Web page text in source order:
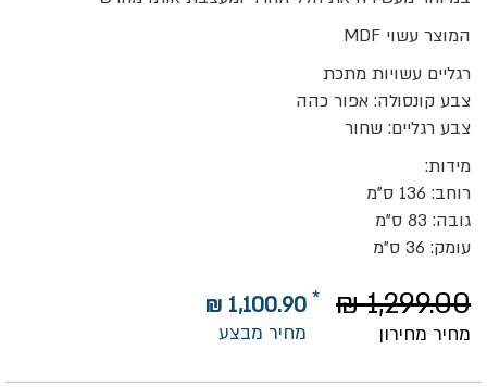
המוצר עשוי MDF
רגליים עשויות מתכת
צבע קונסולה: אפור כהה
צבע רגליים: שחור
מידות:
רוחב: 136 ס"מ
גובה: 83 ס"מ
עומק: 36 ס"מ
מחיר מבצע
1,100.90 ₪
מחיר מחירון
1,299.00 ₪